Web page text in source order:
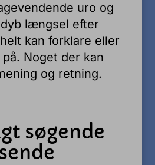
uro og
længsel efter
kan forklare eller
Noget der kan
og retning.
søgende